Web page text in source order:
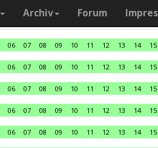
Archiv Forum
06 07 08 09 10 11 12 13 14 15
06 07 08 09 10 11 12 13 14 15
06 07 08 09 10 11 12 13 14 15
06 07 08 09 10 11 12 13 14 15
06 07 08 09 10 11 12 13 14 15